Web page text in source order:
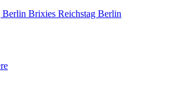
Brixies Reichstag Berlin